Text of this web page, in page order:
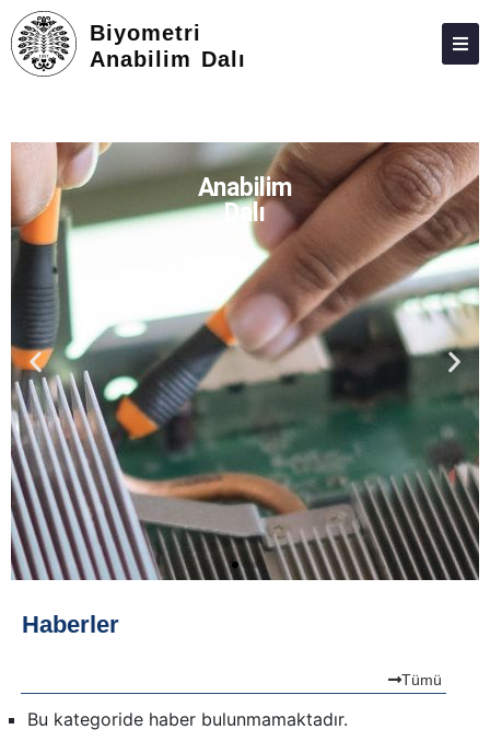
Biyometri
Anabilim Dalı
KIŞILER
LISANSÜSTÜ
ARAŞTIRMA
TOPLUMA KATKI
ADAY ÖĞRENCILER
İLETIŞIM
Anabilim
Dalı
Haberler
Tümü
Bu kategoride haber bulunmamaktadır.